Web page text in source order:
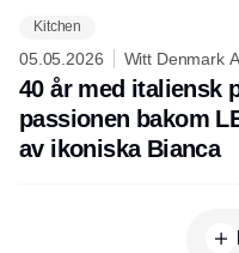
Kitchen
05.05.2026 Witt Denmark
40 år med italiensk
passionen bakom
av ikoniska Bianca